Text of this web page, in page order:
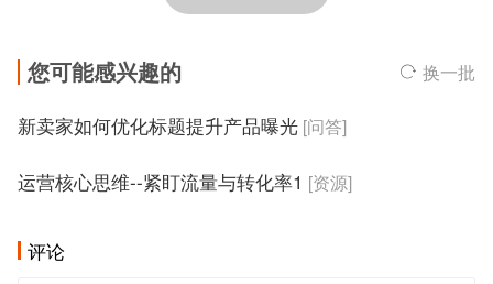
您可能感兴趣的 换一批
新卖家如何优化标题提升产品曝光 [问答]
运营核心思维--紧盯流量与转化率1 [资源]
评论